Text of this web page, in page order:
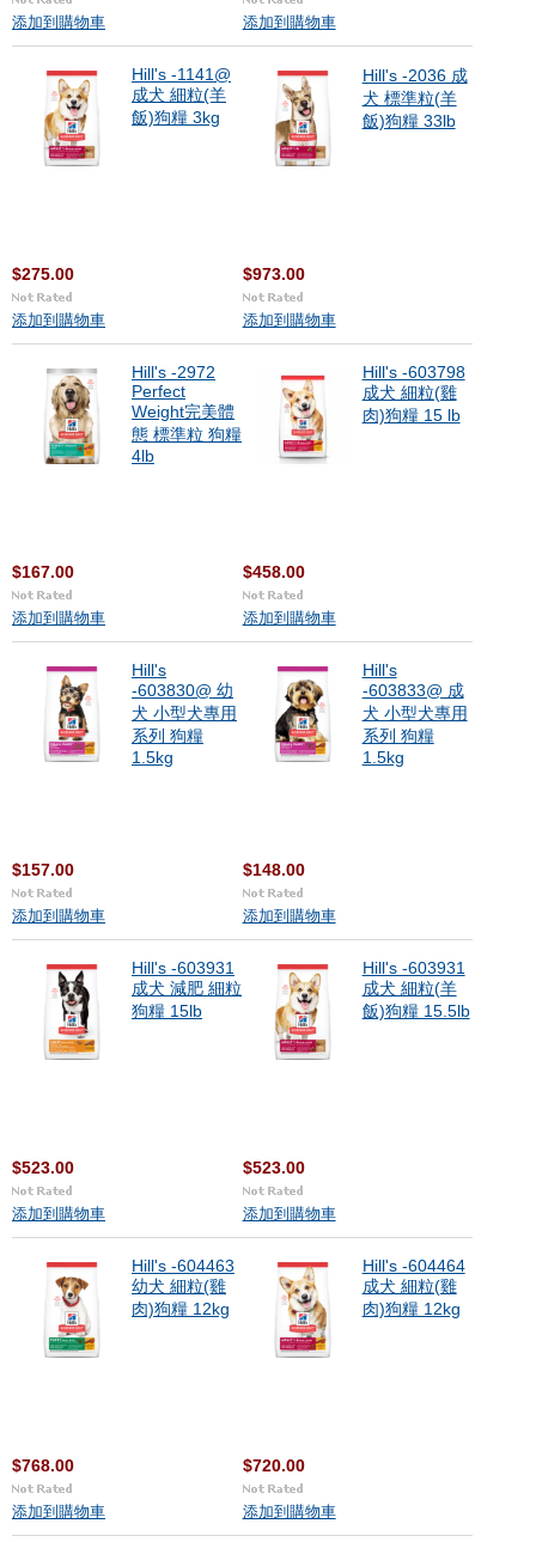
添加到購物車 添加到購物車
Hill's -1141@
成犬 細粒(羊
飯)狗糧 3kg
$275.00
添加到購物車
Hill's -2036 成
犬 標準粒(羊
飯)狗糧 33lb
$973.00
添加到購物車
Hill's -2972
Perfect
Weight完美體
態 標準粒 狗糧
4lb
$167.00
添加到購物車
Hill's -603798
成犬 細粒(雞
肉)狗糧 15 lb
$458.00
添加到購物車
Hill's
-603830@ 幼
犬 小型犬專用
系列 狗糧
1.5kg
$157.00
添加到購物車
Hill's
-603833@ 成
犬 小型犬專用
系列 狗糧
1.5kg
$148.00
添加到購物車
Hill's -603931
成犬 減肥 細粒
狗糧 15lb
$523.00
添加到購物車
Hill's -603931
成犬 細粒(羊
飯)狗糧 15.5lb
$523.00
添加到購物車
Hill's -604463
幼犬 細粒(雞
肉)狗糧 12kg
$768.00
添加到購物車
Hill's -604464
成犬 細粒(雞
肉)狗糧 12kg
$720.00
添加到購物車